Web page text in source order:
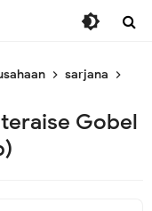
sarjana
Gobel